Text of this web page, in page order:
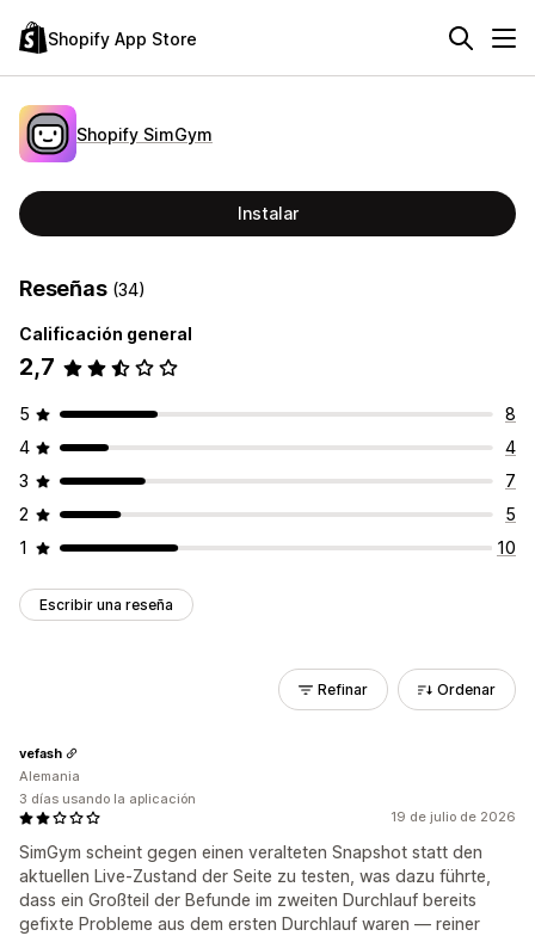
Shopify App Store
Shopify SimGym
Instalar
Reseñas (34)
Calificación general
2,7
5
8
4
4
3
7
2
5
1
10
Escribir una reseña
Refinar Ordenar
19 de julio de 2026
SimGym scheint gegen einen veralteten Snapshot statt den
aktuellen Live-Zustand der Seite zu testen, was dazu führte,
dass ein Großteil der Befunde im zweiten Durchlauf bereits
gefixte Probleme aus dem ersten Durchlauf waren — reiner
vefash
Alemania
3 días usando la aplicación